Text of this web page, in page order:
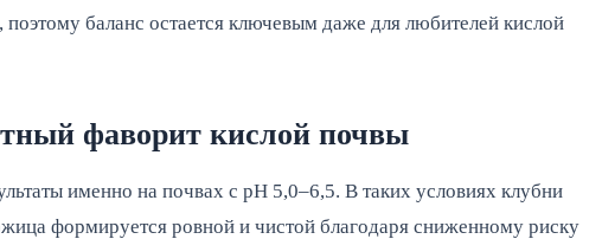
баланс остается ключевым даже для любителей кислой
фаворит кислой почвы
именно на почвах с pH 5,0–6,5. В таких условиях клубни
формируется ровной и чистой благодаря сниженному риску